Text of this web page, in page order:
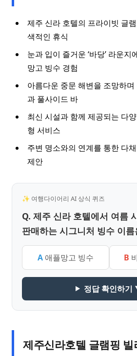
제주 신라 호텔의 프라이빗 글
색적인 휴식
눈과 입이 즐거운 ‘바당’ 라운
망고 빙수 경험
아름다운 중문 해변을 조망하
과 풀사이드 바
최신 시설과 함께 제공되는 다
형 서비스
주변 명소와의 연계를 통한 다
제안
✨ 여행다이어리 AI 상식 퀴즈
Q. 제주 신라 호텔에서 여름
판매하는 시그니처 빙수 이
A 애플망고 빙수 B
정답 확인하
제주신라호텔 글램핑 빌